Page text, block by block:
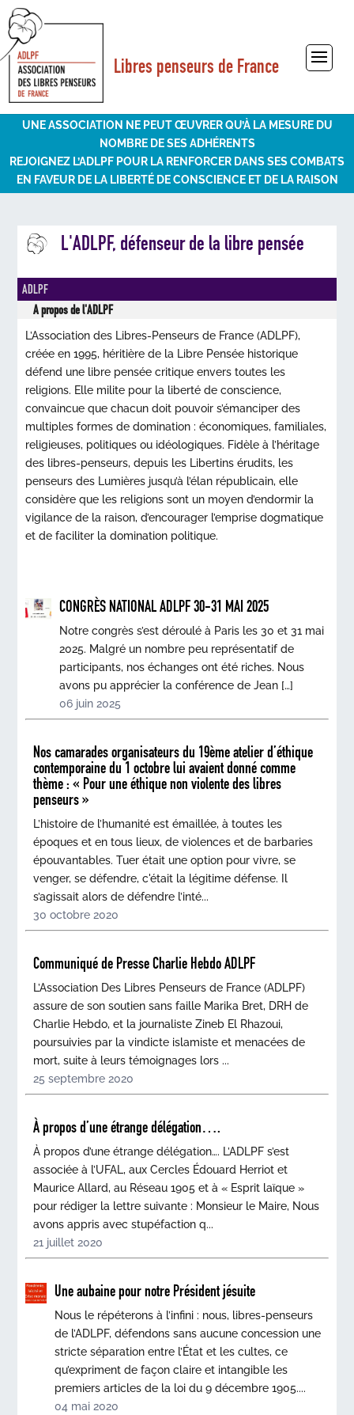
Libres penseurs de France
Sélectionner une page
UNE ASSOCIATION NE PEUT ŒUVRER QU’À LA MESURE DU
NOMBRE DE SES ADHÉRENTS
REJOIGNEZ L’ADLPF POUR LA RENFORCER DANS SES COMBATS
EN FAVEUR DE LA LIBERTÉ DE CONSCIENCE ET DE LA RAISON
L'ADLPF, défenseur de la libre pensée
ADLPF
A propos de l'ADLPF
L’Association des Libres-Penseurs de France (ADLPF),
créée en 1995, héritière de la Libre Pensée historique
défend une libre pensée critique envers toutes les
religions. Elle milite pour la liberté de conscience,
convaincue que chacun doit pouvoir s’émanciper des
multiples formes de domination : économiques, familiales,
religieuses, politiques ou idéologiques. Fidèle à l’héritage
des libres-penseurs, depuis les Libertins érudits, les
penseurs des Lumières jusqu’à l’élan républicain, elle
considère que les religions sont un moyen d’endormir la
vigilance de la raison, d’encourager l’emprise dogmatique
et de faciliter la domination politique.
CONGRÈS NATIONAL ADLPF 30-31 MAI 2025
Notre congrès s’est déroulé à Paris les 30 et 31 mai
2025. Malgré un nombre peu représentatif de
participants, nos échanges ont été riches. Nous
avons pu apprécier la conférence de Jean […]
06 juin 2025
Nos camarades organisateurs du 19ème atelier d’éthique
contemporaine du 1 octobre lui avaient donné comme
thème : « Pour une éthique non violente des libres
penseurs »
L’histoire de l’humanité est émaillée, à toutes les
époques et en tous lieux, de violences et de barbaries
épouvantables. Tuer était une option pour vivre, se
venger, se défendre, c'était la légitime défense. Il
s’agissait alors de défendre l’inté...
30 octobre 2020
Communiqué de Presse Charlie Hebdo ADLPF
L’Association Des Libres Penseurs de France (ADLPF)
assure de son soutien sans faille Marika Bret, DRH de
Charlie Hebdo, et la journaliste Zineb El Rhazoui,
poursuivies par la vindicte islamiste et menacées de
mort, suite à leurs témoignages lors ...
25 septembre 2020
À propos d’une étrange délégation….
À propos d’une étrange délégation…. L’ADLPF s’est
associée à l’UFAL, aux Cercles Édouard Herriot et
Maurice Allard, au Réseau 1905 et à « Esprit laïque »
pour rédiger la lettre suivante : Monsieur le Maire, Nous
avons appris avec stupéfaction q...
21 juillet 2020
Une aubaine pour notre Président jésuite
Nous le répéterons à l’infini : nous, libres-penseurs
de l’ADLPF, défendons sans aucune concession une
stricte séparation entre l’État et les cultes, ce
qu’expriment de façon claire et intangible les
premiers articles de la loi du 9 décembre 1905....
04 mai 2020